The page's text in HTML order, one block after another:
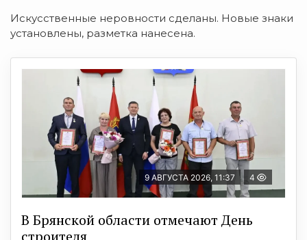
Искусственные неровности сделаны. Новые знаки
установлены, разметка нанесена.
9 АВГУСТА 2026, 11:37 4
В Брянской области отмечают День